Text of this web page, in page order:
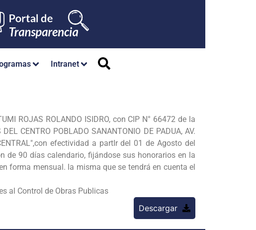
Intranet
ROJAS ROLANDO ISIDRO, con CIP N° 66472 de la
DEL CENTRO POBLADO SANANTONIO DE PADUA, AV.
efectividad a partIr del 01 de Agosto del
de 90 días calendario, fijándose sus honorarios en la
forma mensual. la misma que se tendrá en cuenta el
al Control de Obras Publicas
Descargar